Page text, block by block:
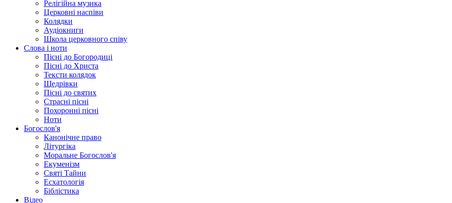
Релігійна музика
Церковні наспіви
Колядки
Аудіокниги
Школа церковного співу
Слова і ноти
Пісні до Богородиці
Пісні до Христа
Тексти колядок
Щедрівки
Пісні до святих
Страсні пісні
Похоронні пісні
Ноти
Богослов'я
Канонічне право
Літургіка
Моральне Богослов'я
Екуменізм
Святі Тайни
Есхатологія
Біблістика
Відео